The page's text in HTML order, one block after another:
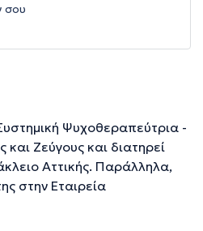
σου
Ψυχοθεραπεύτρια -
Ζεύγους και διατηρεί
Αττικής. Παράλληλα,
στην Εταιρεία